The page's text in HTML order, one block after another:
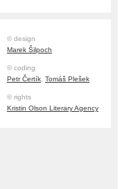
© design
Marek Šilpoch
© coding
Petr Čertík, Tomáš Plešek
© rights
Kristin Olson Literary Agency